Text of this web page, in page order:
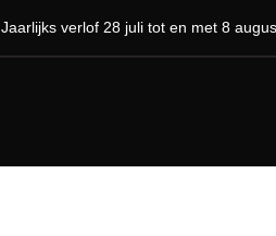
Jaarlijks verlof 28 juli tot en met 8